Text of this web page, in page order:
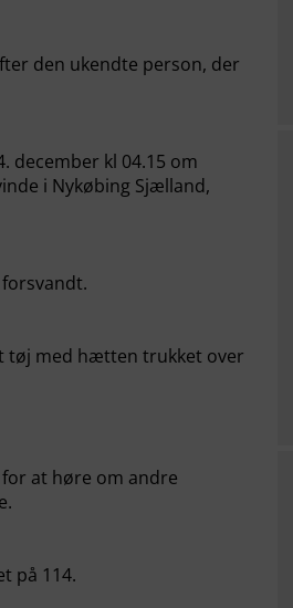
den ukendte person, der
december kl 04.15 om
i Nykøbing Sjælland,
tøj med hætten trukket over
at høre om andre
på 114.